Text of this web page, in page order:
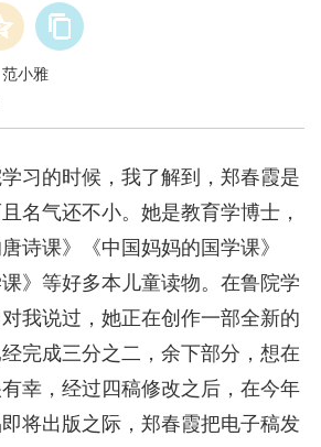
范小雅
习的时候，我了解到，郑春霞是
名气还不小。她是教育学博士，
诗课》《中国妈妈的国学课》
课》等好多本儿童读物。在鲁院学
我说过，她正在创作一部全新的
完成三分之二，余下部分，想在
幸，经过四稿修改之后，在今年
将出版之际，郑春霞把电子稿发